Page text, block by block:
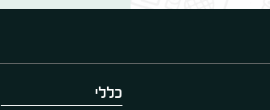
כללי